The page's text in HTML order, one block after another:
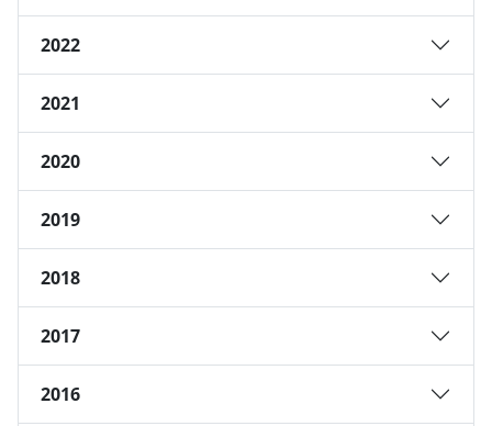
2022
2021
2020
2019
2018
2017
2016